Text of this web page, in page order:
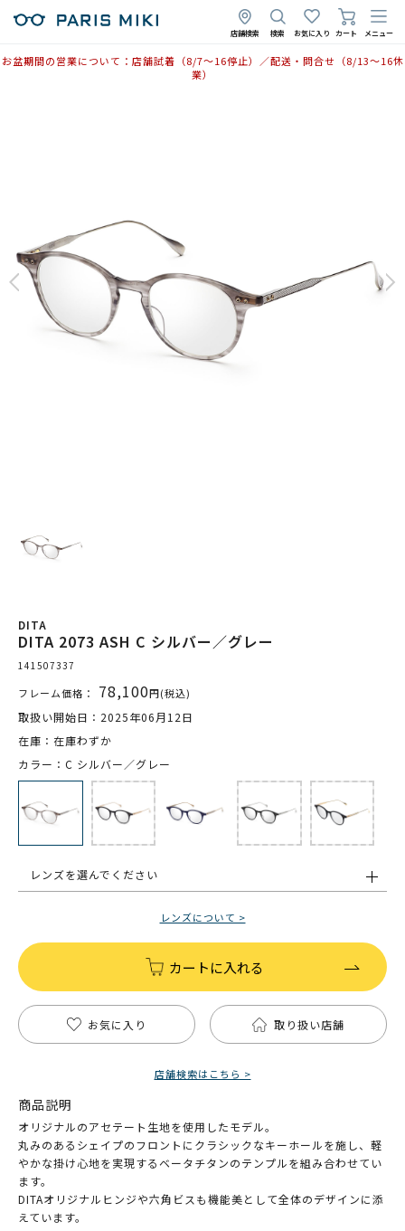
店舗検索 検索 お気に入り カート メニュー
お盆期間の営業について：店舗試着（8/7〜16停止）／配送・問合せ（8/13〜16休
業）
DITA
DITA 2073 ASH C シルバー／グレー
141507337
フレーム価格： 78,100円(税込)
取扱い開始日：2025年06月12日
在庫：在庫わずか
カラー：C シルバー／グレー
レンズを選んでください
レンズについて >
カートに入れる
お気に入り 取り扱い店舗
店舗検索はこちら >
商品説明
オリジナルのアセテート生地を使用したモデル。
丸みのあるシェイプのフロントにクラシックなキーホールを施し、軽
やかな掛け心地を実現するベータチタンのテンプルを組み合わせてい
ます。
DITAオリジナルヒンジや六角ビスも機能美として全体のデザインに添
えています。